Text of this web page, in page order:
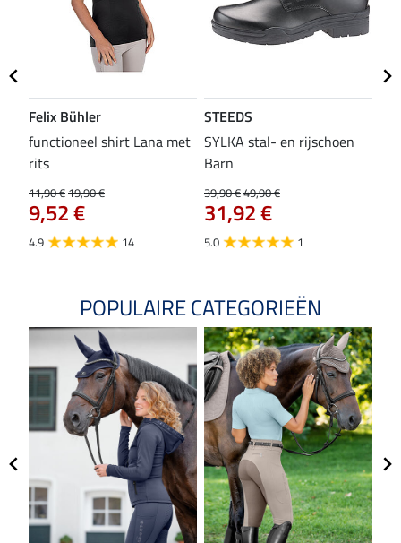
Felix Bühler
functioneel shirt Lana met
rits
11,90 €19,90 €
9,52 €
4.9 14
STEEDS
SYLKA stal- en rijschoen
Barn
39,90 €49,90 €
31,92 €
5.0 1
POPULAIRE CATEGORIEËN